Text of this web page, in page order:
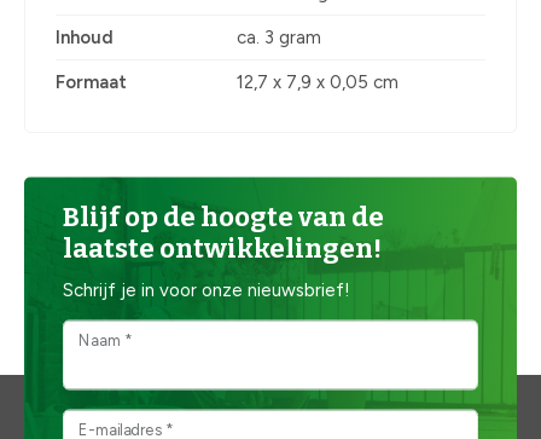
Inhoud ca. 3 gram
Formaat 12,7 x 7,9 x 0,05 cm
Blijf op de hoogte van de
laatste ontwikkelingen!
Schrijf je in voor onze nieuwsbrief!
Naam *
E-mailadres *